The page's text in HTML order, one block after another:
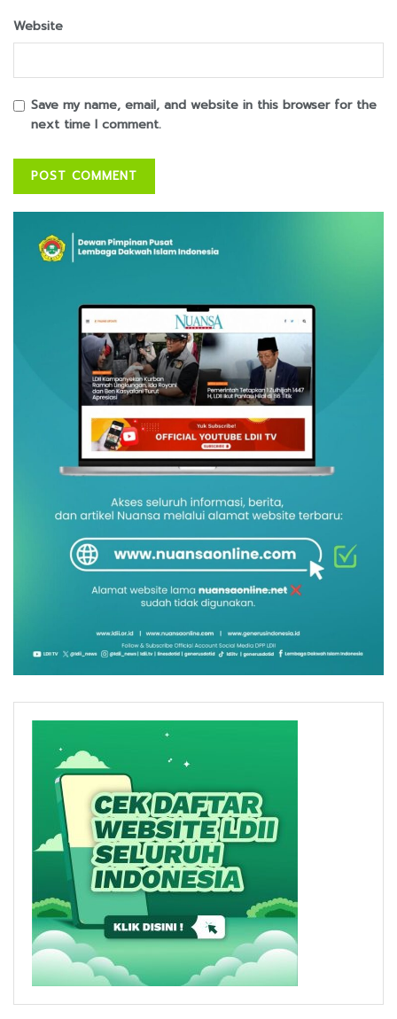
Website
Save my name, email, and website in this browser for the
next time I comment.